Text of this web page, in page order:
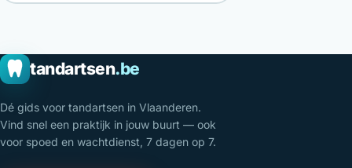
tandartsen.be
Dé gids voor tandartsen in Vlaanderen.
Vind snel een praktijk in jouw buurt — ook
voor spoed en wachtdienst, 7 dagen op 7.